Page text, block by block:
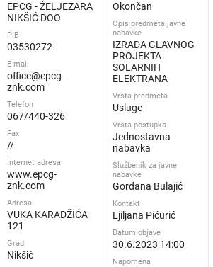
Okončan
Opis predmeta javne
nabavke
IZRADA GLAVNOG
PROJEKTA
SOLARNIH
ELEKTRANA
Vrsta predmeta
Usluge
Vrsta postupka
Jednostavna
nabavka
Službenik za javne
nabavke
Gordana Bulajić
Kontakt
Ljiljana Pićurić
Datum objave
30.6.2023 14:00
Napomena
EPCG - ŽELJEZARA
NIKŠIĆ DOO
PIB
03530272
E-mail
office@epcg-
znk.com
Telefon
067/440-326
Fax
//
Internet adresa
www.epcg-
znk.com
Adresa
VUKA KARADŽIĆA
121
Grad
Nikšić